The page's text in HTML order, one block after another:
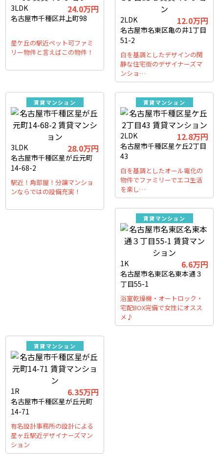
3LDK 24.0万円
名古屋市千種区井上町98
星ケ丘の駅近ペット可ファミ
リー物件と言えばこの物件！
2LDK 12.0万円
名古屋市名東区亀の井1丁目
51-2
白を基調としたデザインの閑
静な住宅街のデザイナーズマ
ンショ…
賃貸マンション
3LDK 28.0万円
名古屋市千種区星が丘元町
14-68-2
駅近！角部屋！分譲マンショ
ンならではの設備充実！
賃貸マンション
2LDK 12.8万円
名古屋市千種区星ケ丘2丁目
43
白を基調としたオール電化の
物件でファミリーでエコ生活
を楽し…
賃貸マンション
1K 6.6万円
名古屋市名東区名東本通３
丁目55-1
浴室乾燥機・オートロック・
宅配BOX完備で女性にオスス
メ♪
賃貸マンション
1R 6.35万円
名古屋市千種区星が丘元町
14-71
有名設計事務所の設計による
星ヶ丘駅近デザイナーズマン
ション